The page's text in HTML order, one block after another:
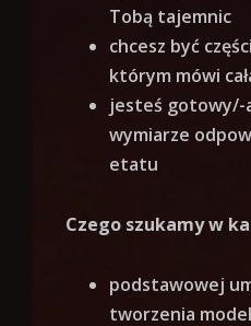
Tobą tajemnic
chcesz być
którym mówi
jesteś gotowy/-
wymiarze
etatu
Czego szukamy w
podstawowej
tworzenia